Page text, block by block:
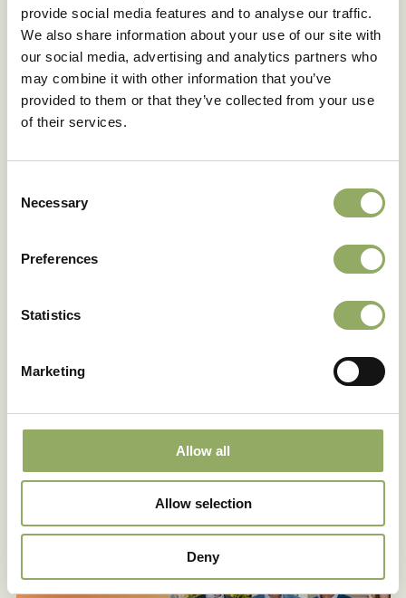
provide social media features and to analyse our traffic.
We also share information about your use of our site with
our social media, advertising and analytics partners who
may combine it with other information that you’ve
provided to them or that they’ve collected from your use
of their services.
Selection
Necessary
Preferences
Statistics
Marketing
Allow all
Allow selection
Deny
Merk
BANDEROLA® PEACH
Hoofdkleur
Roze
Potmaat - cm
12, 14, 17
Bloemmaat
Klein
Koudetolerantie 7ºC/ 48
uur
6.6
Rasnaam
Download als PDF
Deze rassen in het echt zien?